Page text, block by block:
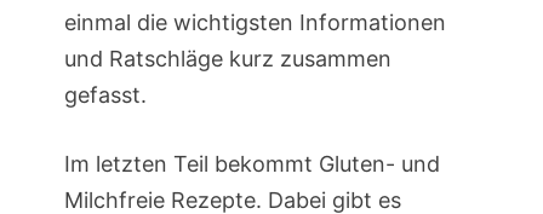
einmal die wichtigsten Informationen
und Ratschläge kurz zusammen
gefasst.
Im letzten Teil bekommt Gluten- und
Milchfreie Rezepte. Dabei gibt es